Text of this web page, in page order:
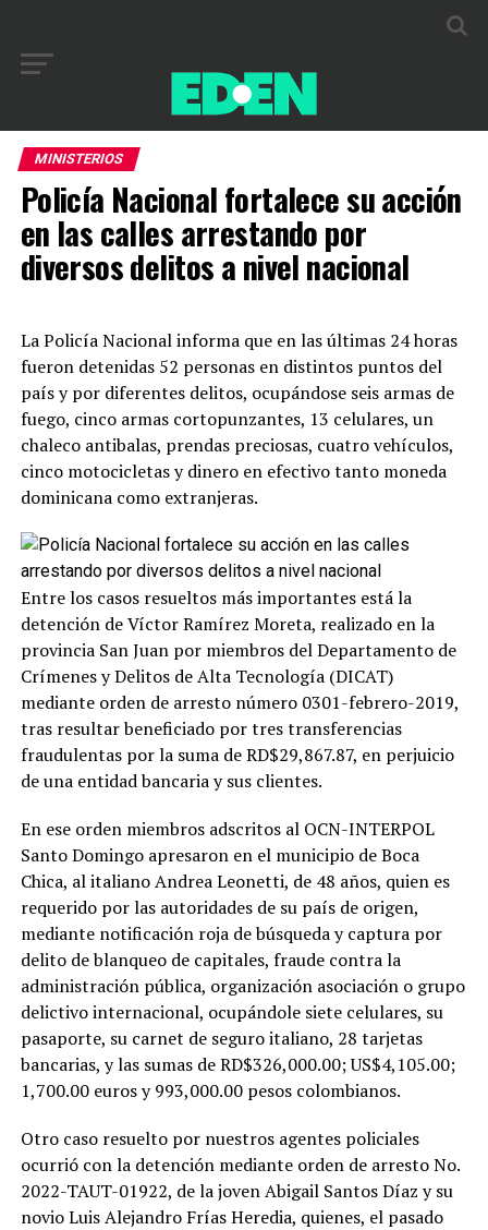
MINISTERIOS
Policía Nacional fortalece su acción
en las calles arrestando por
diversos delitos a nivel nacional
La Policía Nacional informa que en las últimas 24 horas
fueron detenidas 52 personas en distintos puntos del
país y por diferentes delitos, ocupándose seis armas de
fuego, cinco armas cortopunzantes, 13 celulares, un
chaleco antibalas, prendas preciosas, cuatro vehículos,
cinco motocicletas y dinero en efectivo tanto moneda
dominicana como extranjeras.
Entre los casos resueltos más importantes está la
detención de Víctor Ramírez Moreta, realizado en la
provincia San Juan por miembros del Departamento de
Crímenes y Delitos de Alta Tecnología (DICAT)
mediante orden de arresto número 0301-febrero-2019,
tras resultar beneficiado por tres transferencias
fraudulentas por la suma de RD$29,867.87, en perjuicio
de una entidad bancaria y sus clientes.
En ese orden miembros adscritos al OCN-INTERPOL
Santo Domingo apresaron en el municipio de Boca
Chica, al italiano Andrea Leonetti, de 48 años, quien es
requerido por las autoridades de su país de origen,
mediante notificación roja de búsqueda y captura por
delito de blanqueo de capitales, fraude contra la
administración pública, organización asociación o grupo
delictivo internacional, ocupándole siete celulares, su
pasaporte, su carnet de seguro italiano, 28 tarjetas
bancarias, y las sumas de RD$326,000.00; US$4,105.00;
1,700.00 euros y 993,000.00 pesos colombianos.
Otro caso resuelto por nuestros agentes policiales
ocurrió con la detención mediante orden de arresto No.
2022-TAUT-01922, de la joven Abigail Santos Díaz y su
novio Luis Alejandro Frías Heredia, quienes, el pasado